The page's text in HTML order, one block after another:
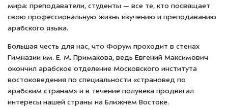
мира: преподаватели, студенты — все те, кто посвящает
свою профессиональную жизнь изучению и преподаванию
арабского языка.
Большая честь для нас, что Форум проходит в стенах
Гимназии им. Е. М. Примакова, ведь Евгений Максимович
окончил арабское отделение Московского института
востоковедения по специальности «страновед по
арабским странам» и в течение полувека продвигал
интересы нашей страны на Ближнем Востоке.